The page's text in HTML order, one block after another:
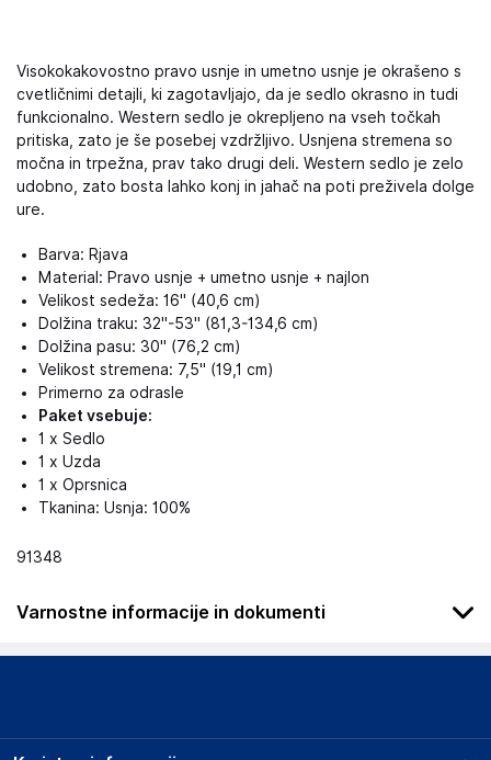
Visokokakovostno pravo usnje in umetno usnje je okrašeno s
cvetličnimi detajli, ki zagotavljajo, da je sedlo okrasno in tudi
funkcionalno. Western sedlo je okrepljeno na vseh točkah
pritiska, zato je še posebej vzdržljivo. Usnjena stremena so
močna in trpežna, prav tako drugi deli. Western sedlo je zelo
udobno, zato bosta lahko konj in jahač na poti preživela dolge
ure.
Barva: Rjava
Material: Pravo usnje + umetno usnje + najlon
Velikost sedeža: 16" (40,6 cm)
Dolžina traku: 32"-53" (81,3-134,6 cm)
Dolžina pasu: 30" (76,2 cm)
Velikost stremena: 7,5" (19,1 cm)
Primerno za odrasle
Paket vsebuje:
1 x Sedlo
1 x Uzda
1 x Oprsnica
Tkanina: Usnja: 100%
91348
Varnostne informacije in dokumenti
Podatki o proizvajalcu